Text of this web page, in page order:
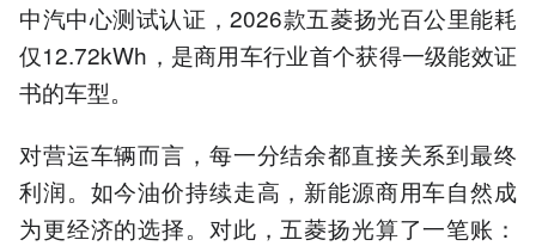
中汽中心测试认证，2026款五菱扬光百公里能耗
仅12.72kWh，是商用车行业首个获得一级能效证
书的车型。
对营运车辆而言，每一分结余都直接关系到最终
利润。如今油价持续走高，新能源商用车自然成
为更经济的选择。对此，五菱扬光算了一笔账：